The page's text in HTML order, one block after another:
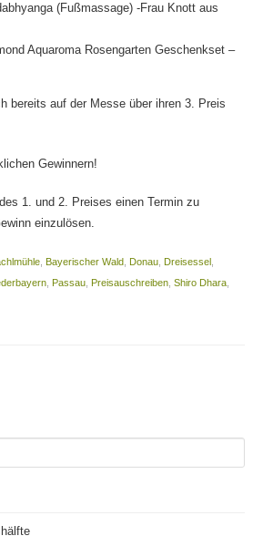
(Fußmassage) -Frau Knott aus
Aquaroma Rosengarten Geschenkset –
bereits auf der Messe über ihren 3. Preis
Gewinnern!
1. und 2. Preises einen Termin zu
einzulösen.
, Bayerischer Wald, Donau, Dreisessel,
, Passau, Preisauschreiben, Shiro Dhara,